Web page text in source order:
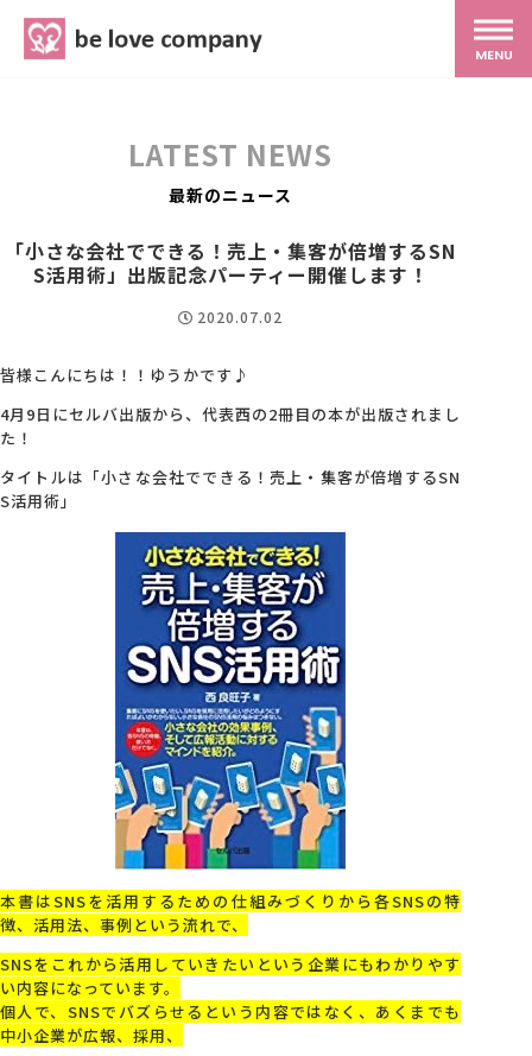
MENU
SNS広報
スタッフ紹介
最新ブログ
お問い合わせ
LATEST NEWS
最新のニュース
「小さな会社でできる！売上・集客が倍増するSN
S活用術」出版記念パーティー開催します！
2020.07.02
皆様こんにちは！！ゆうかです♪
4月9日にセルバ出版から、代表西の2冊目の本が出版されまし
た！
タイトルは「小さな会社でできる！売上・集客が倍増するSN
S活用術」
本書はSNSを活用するための仕組みづくりから各SNSの特
徴、活用法、事例という流れで、
SNSをこれから活用していきたいという企業にもわかりやす
い内容になっています。
個人で、SNSでバズらせるという内容ではなく、あくまでも
中小企業が広報、採用、